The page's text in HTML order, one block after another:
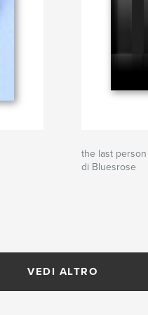
the last
di Bluesrose
VEDI ALTRO